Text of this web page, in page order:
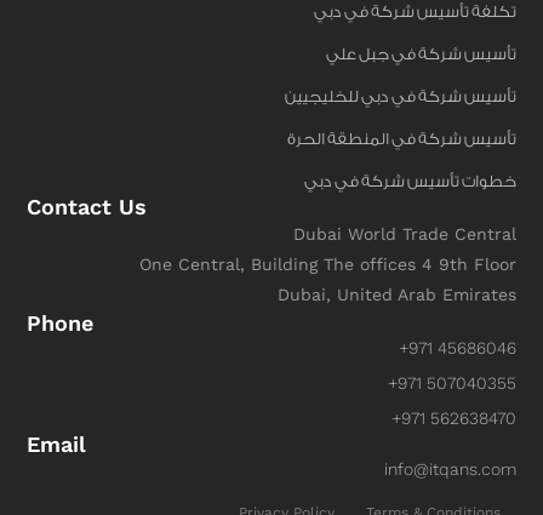
تكلفة تأسيس شركة في دبي
تأسيس شركة في جبل علي
تأسيس شركة في دبي للخليجيين
تأسيس شركة في المنطقة الحرة
خطوات تأسيس شركة في دبي
Contact Us
Dubai World Trade Central
One Central, Building The offices 4 9th Floor
Dubai, United Arab Emirates
Phone
+971 45686046
+971 507040355
+971 562638470
Email
info@itqans.com